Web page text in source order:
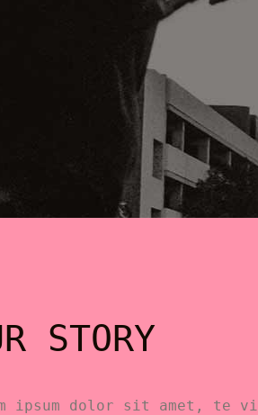
STORY
ipsum dolor sit amet, te